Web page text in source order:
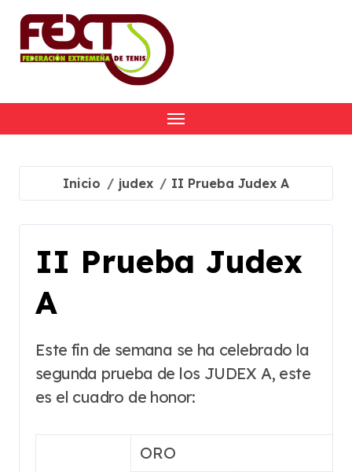
content
Inicio judex II Prueba Judex A
II Prueba Judex
A
Este fin de semana se ha celebrado la
segunda prueba de los JUDEX A, este
es el cuadro de honor:
ORO